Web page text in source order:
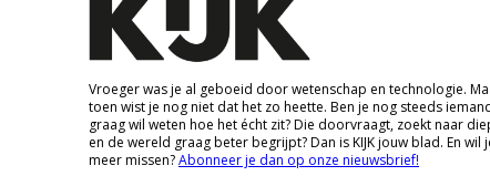
Vroeger was je al geboeid door wetenschap en technologie.
toen wist je nog niet dat het zo heette. Ben je nog steeds
graag wil weten hoe het écht zit? Die doorvraagt, zoekt naar
en de wereld graag beter begrijpt? Dan is KIJK jouw blad. En wil
meer missen?Abonneer je dan op onze nieuwsbrief!